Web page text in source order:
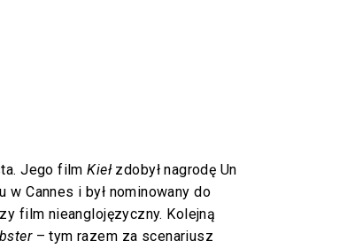
Jego filmKiełzdobył nagrodę Un
w Cannes i był nominowany do
film nieanglojęzyczny. Kolejną
– tym razem za scenariusz